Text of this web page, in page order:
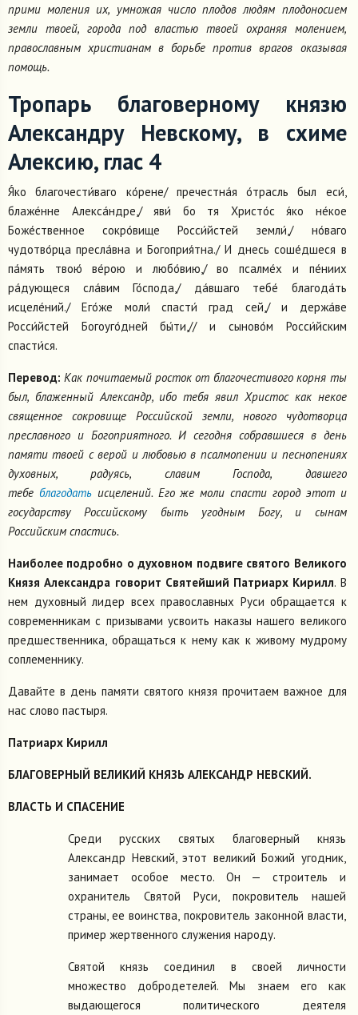
прими моления их, умножая число плодов людям плодоносием
земли твоей, города под властью твоей охраняя молением,
православным христианам в борьбе против врагов оказывая
помощь.
Тропарь благоверному князю
Александру Невскому, в схиме
Алексию, глас 4
Я́ко благочести́ваго ко́рене/ пречестна́я о́трасль был еси́,
блаже́нне Алекса́ндре,/ яви́ бо тя Христо́с я́ко не́кое
Боже́ственное сокро́вище Росси́йстей земли́,/ но́ваго
чудотво́рца пресла́вна и Богоприя́тна./ И днесь соше́дшеся в
па́мять твою́ ве́рою и любо́вию,/ во псалме́х и пе́ниих
ра́дующеся сла́вим Го́спода,/ да́вшаго тебе́ благода́ть
исцеле́ний./ Его́же моли́ спасти́ град сей,/ и держа́ве
Росси́йстей Богоуго́дней бы́ти,// и сыново́м Росси́йским
спасти́ся.
Перевод: Как почитаемый росток от благочестивого корня ты
был, блаженный Александр, ибо тебя явил Христос как некое
священное сокровище Российской земли, нового чудотворца
преславного и Богоприятного. И сегодня собравшиеся в день
памяти твоей с верой и любовью в псалмопении и песнопениях
духовных, радуясь, славим Господа, давшего
тебе благодатьисцелений. Его же моли спасти город этот и
государству Российскому быть угодным Богу, и сынам
Российским спастись.
Наиболее подробно о духовном подвиге святого Великого
Князя Александра говорит Святейший Патриарх Кирилл. В
нем духовный лидер всех православных Руси обращается к
современникам с призывами усвоить наказы нашего великого
предшественника, обращаться к нему как к живому мудрому
соплеменнику.
Давайте в день памяти святого князя прочитаем важное для
нас слово пастыря.
Патриарх Кирилл
БЛАГОВЕРНЫЙ ВЕЛИКИЙ КНЯЗЬ АЛЕКСАНДР НЕВСКИЙ.
ВЛАСТЬ И СПАСЕНИЕ
Среди русских святых благоверный князь
Александр Невский, этот великий Божий угодник,
занимает особое место. Он — строитель и
охранитель Святой Руси, покровитель нашей
страны, ее воинства, покровитель законной власти,
пример жертвенного служения народу.
Святой князь соединил в своей личности
множество добродетелей. Мы знаем его как
выдающегося политического деятеля